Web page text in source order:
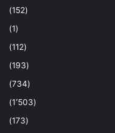
(152)
(1)
(112)
(193)
(734)
(1٬503)
(173)